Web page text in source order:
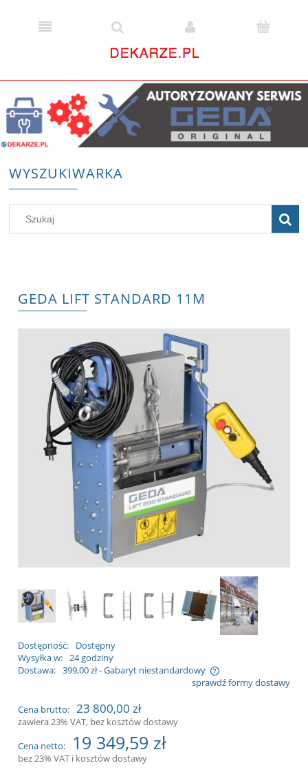
WYSZUKIWARKA
GEDA LIFT STANDARD 11M
Dostępność:
Dostępny
Wysyłka w: 24 godziny
Dostawa: 399,00 zł- Gabaryt niestandardowy
płatności
sprawdź formy dostawy
Cena brutto: 23 800,00 zł
zawiera 23% VAT, bez kosztów dostawy
Cena netto:
19 349,59 zł
bez 23% VAT i kosztów dostawy